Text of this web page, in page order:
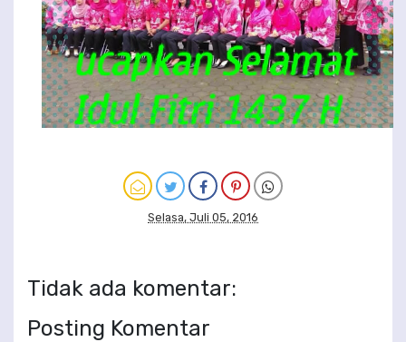
Selasa, Juli 05, 2016
Tidak ada komentar:
Posting Komentar